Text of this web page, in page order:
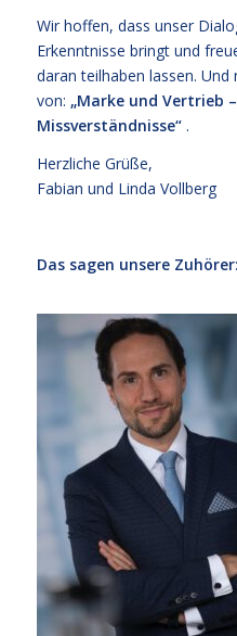
Wir hoffen, dass unser
Erkenntnisse bringt und
daran teilhaben lassen.
von: „Marke und Vertrieb
Missverständnisse“.
Herzliche Grüße,
Fabian und Linda Vollberg
Das sagen unsere Zuhörer: